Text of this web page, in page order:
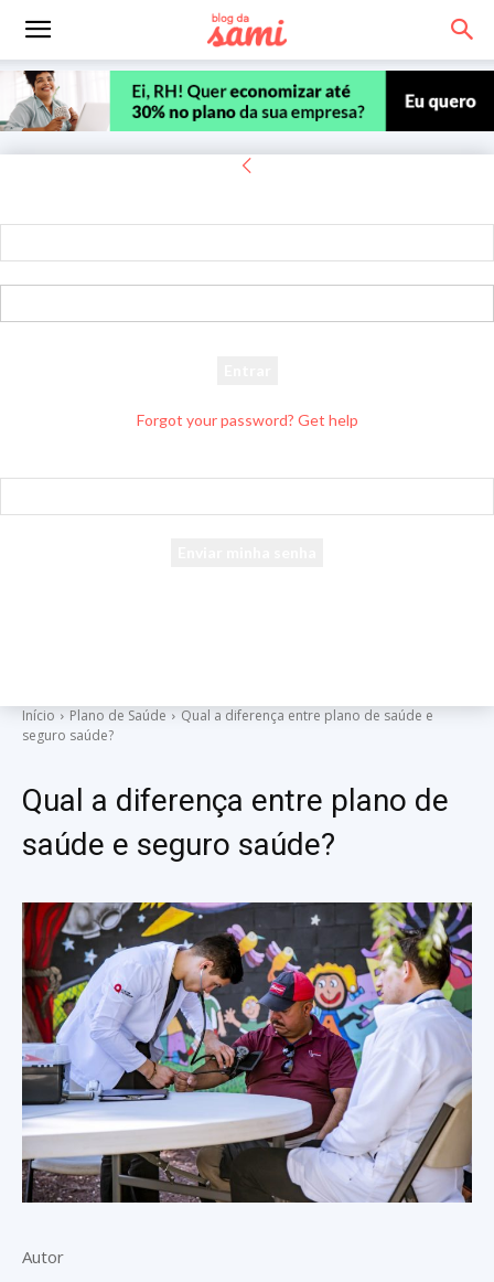
Forgot your password? Get help
Início Plano de Saúde
Qual a diferença entre plano de saúde e
seguro saúde?
Qual a diferença entre plano de
saúde e seguro saúde?
Autor